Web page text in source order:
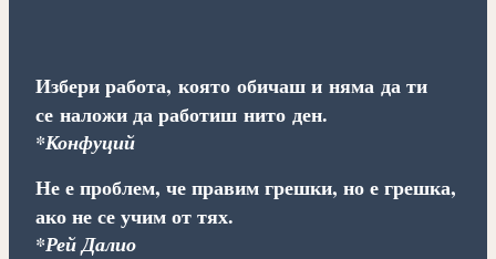
Избери работа, която обичаш и няма да ти
се наложи да работиш нито ден.
*Конфуций
Не е проблем, че правим грешки, но е грешка,
ако не се учим от тях.
*Рей Далио